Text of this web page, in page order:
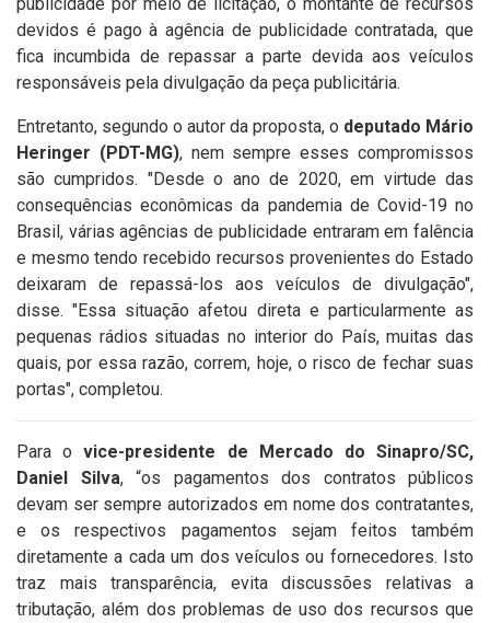
devidos é pago à agência de publicidade contratada, que
fica incumbida de repassar a parte devida aos veículos
responsáveis pela divulgação da peça publicitária.
Entretanto, segundo o autor da proposta, o deputado Mário
Heringer (PDT-MG), nem sempre esses compromissos
são cumpridos. "Desde o ano de 2020, em virtude das
consequências econômicas da pandemia de Covid-19 no
Brasil, várias agências de publicidade entraram em falência
e mesmo tendo recebido recursos provenientes do Estado
deixaram de repassá-los aos veículos de divulgação",
disse."Essa situação afetou direta e particularmente as
pequenas rádios situadas no interior do País, muitas das
quais, por essa razão, correm, hoje, o risco de fechar suas
portas", completou.
Para ovice-presidente de Mercado do Sinapro/SC,
Daniel Silva, “os pagamentos dos contratos públicos
devam ser sempre autorizados em nome dos contratantes,
e os respectivos pagamentos sejam feitos também
diretamente a cada um dos veículos ou fornecedores. Isto
traz mais transparência, evita discussões relativas a
tributação, além dos problemas de uso dos recursos que